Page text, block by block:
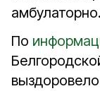
амбулаторно.
По